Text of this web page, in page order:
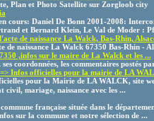
Plan et Photo Satellite sur Zorgloob city
cours: Daniel De Bonn 2001-2008:
et Bernard Klein, Le Val de Moder :
de naissance La Walck, Bas-Rhin,
de naissance La Walck 67350 Bas-Rhin -
,infos sur le maire de La Walck et les ...
coordonnées, les commentaires postés
Infos officielles pour la mairie de LA
pour la Mairie de LA WALCK, site
civil, mariage, naissance avec les ...
française située dans le
sur la commune et notre sélection de ...